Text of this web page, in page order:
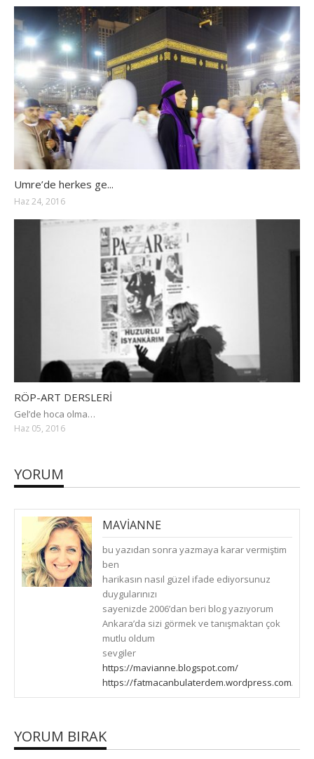
Umre’de herkes ge...
Haz 24, 2016
RÖP-ART DERSLERİ
Gel’de hoca olma…
Haz 05, 2016
YORUM
MAVIANNE
(CUMA, KASIM 29, 2019) CEVAPLA
bu yazıdan sonra yazmaya karar vermiştim
ben
harikasın nasıl güzel ifade ediyorsunuz
duygularınızı
sayenizde 2006’dan beri blog yazıyorum
Ankara’da sizi görmek ve tanışmaktan çok
mutlu oldum
sevgiler
https://mavianne.blogspot.com/
https://fatmacanbulaterdem.wordpress.com/
YORUM BIRAK